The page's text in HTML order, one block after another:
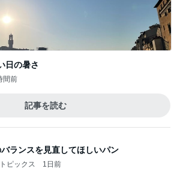
日の暑さ
間前
記事を読む
ランスを見直してほしいパン
ピックス 1日前